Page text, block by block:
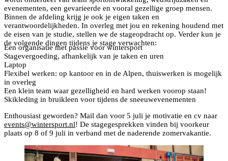
evenementen, een gevarieerde en vooral gezellige groep mensen.
Binnen de afdeling krijg je ook je eigen taken en
verantwoordelijkheden. In overleg met jou en rekening houdend met
de eisen van je studie, stellen we de stageopdracht op. Verder kun je
de volgende dingen tijdens je stage verwachten:
Een organisatie met passie voor wintersport
Stagevergoeding, afhankelijk van je taken en uren
Laptop
Flexibel werken: op kantoor en in de Alpen, thuiswerken is mogelijk
in overleg
Een klein team waar gezelligheid en hard werken voorop staan!
Skikleding in bruikleen voor tijdens de sneeuwevenementen
Enthousiast geworden? Mail dan voor 5 juli je motivatie en cv naar
events@wintersport.nl! De stagegesprekken vinden bij voorkeur
plaats op 8 of 9 juli in verband met de naderende zomervakantie.